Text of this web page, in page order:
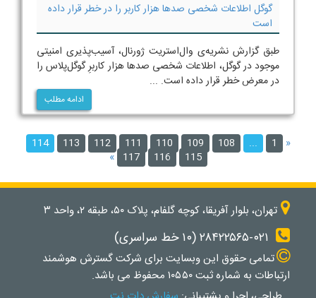
گوگل اطلاعات شخصی صدها هزار کاربر را در خطر قرار داده
است
طبق گزارش نشریه‌ی وال‌استریت ژورنال، آسیب‌پذیری امنیتی
موجود در گوگل، اطلاعات شخصی صدها هزار کاربرِ گوگل‌پلاس را
در معرض خطر قرار داده است. ...
ادامه مطلب
«
1
...
108
109
110
111
112
113
114
115
116
117
»
تهران، بلوار آفریقا، کوچه گلفام، پلاک ۵۰، طبقه ۲، واحد ۳
تمامی حقوق اين وبسايت برای شرکت گسترش هوشمند
ارتباطات به شماره ثبت ۱۰۵۵۰ محفوظ می باشد.